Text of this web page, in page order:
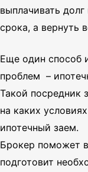
выплачивать
срока, а вернуть
Еще один способ
проблем –
Такой посредник
на каких
ипотечный заем.
Брокер поможет
подготовит